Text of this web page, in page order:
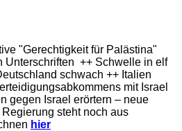
"Gerechtigkeit für Palästina"
Unterschriften ++ Schwelle in elf
schwach ++ Italien
mit Israel
gegen Israel erörtern – neue
steht noch aus
hier